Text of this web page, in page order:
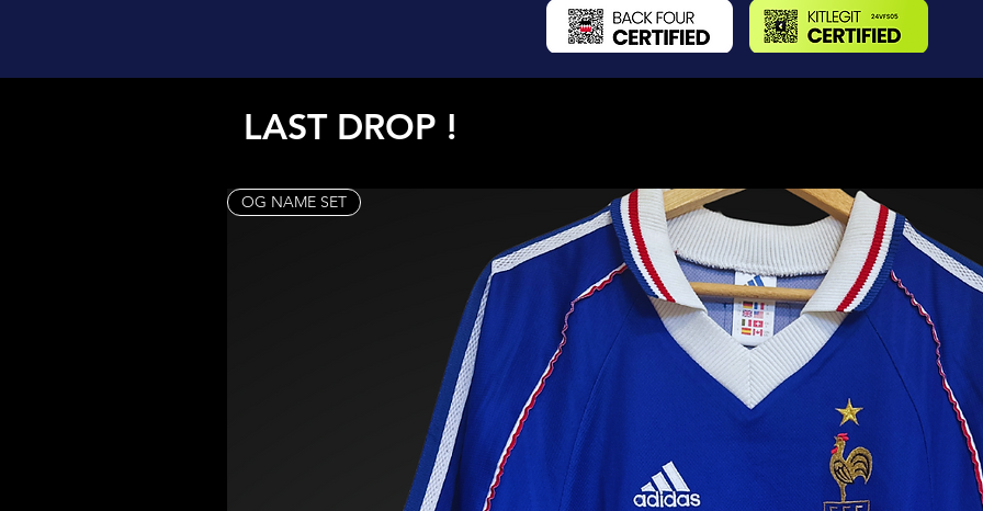
LAST DROP !
OG NAME SET